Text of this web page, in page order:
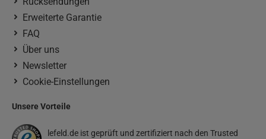
Erweiterte Garantie
FAQ
Über uns
Newsletter
Cookie-Einstellungen
Unsere Vorteile
lefeld.de ist geprüft und zertifiziert nach den Trusted